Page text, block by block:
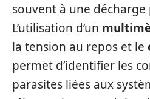
souvent à une décharge
L’utilisation d’un
la tension au repos et le
permet d’identifier les
parasites liées aux